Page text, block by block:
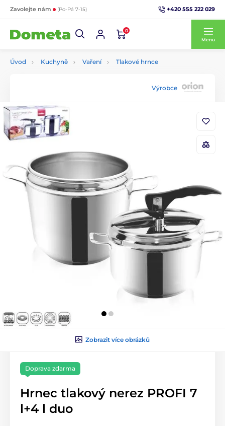
Zavolejte nám (Po-Pá 7-15) +420 555 222 029
0
Menu
Úvod Kuchyně Vaření Tlakové hrnce
Výrobce
Zobrazit více obrázků
Doprava zdarma
Hrnec tlakový nerez PROFI 7
l+4 l duo